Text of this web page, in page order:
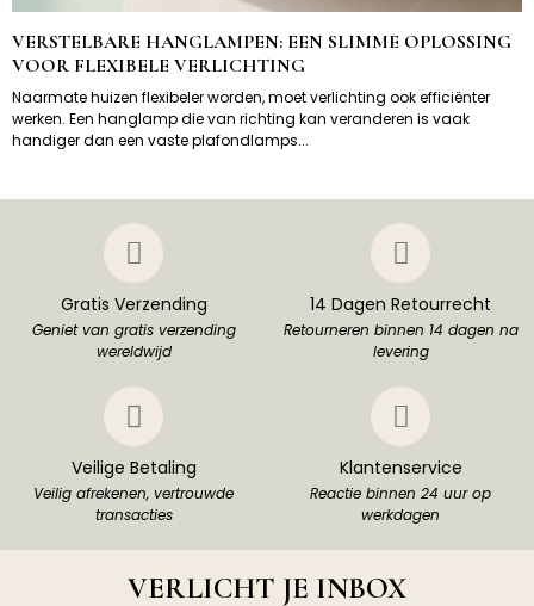
VERSTELBARE HANGLAMPEN: EEN SLIMME OPLOSSING
VOOR FLEXIBELE VERLICHTING
Naarmate huizen flexibeler worden, moet verlichting ook efficiënter
werken. Een hanglamp die van richting kan veranderen is vaak
handiger dan een vaste plafondlamps...
Gratis Verzending
Geniet van gratis verzending
wereldwijd
14 Dagen Retourrecht
Retourneren binnen 14 dagen na
levering
Veilige Betaling
Veilig afrekenen, vertrouwde
transacties
Klantenservice
Reactie binnen 24 uur op
werkdagen
VERLICHT JE INBOX